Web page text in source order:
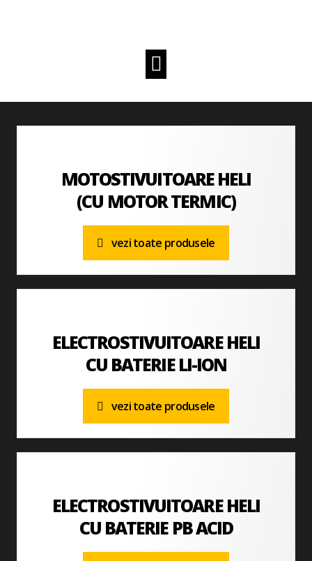
MOTOSTIVUITOARE HELI
(CU MOTOR TERMIC)
vezi toate produsele
ELECTROSTIVUITOARE HELI
CU BATERIE LI-ION
vezi toate produsele
ELECTROSTIVUITOARE HELI
CU BATERIE PB ACID